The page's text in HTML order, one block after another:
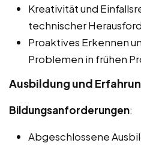
Kreativität und
technischer
Proaktives Erkennen
Problemen in frühen
Ausbildung und
Bildungsanforderungen:
Abgeschlossene